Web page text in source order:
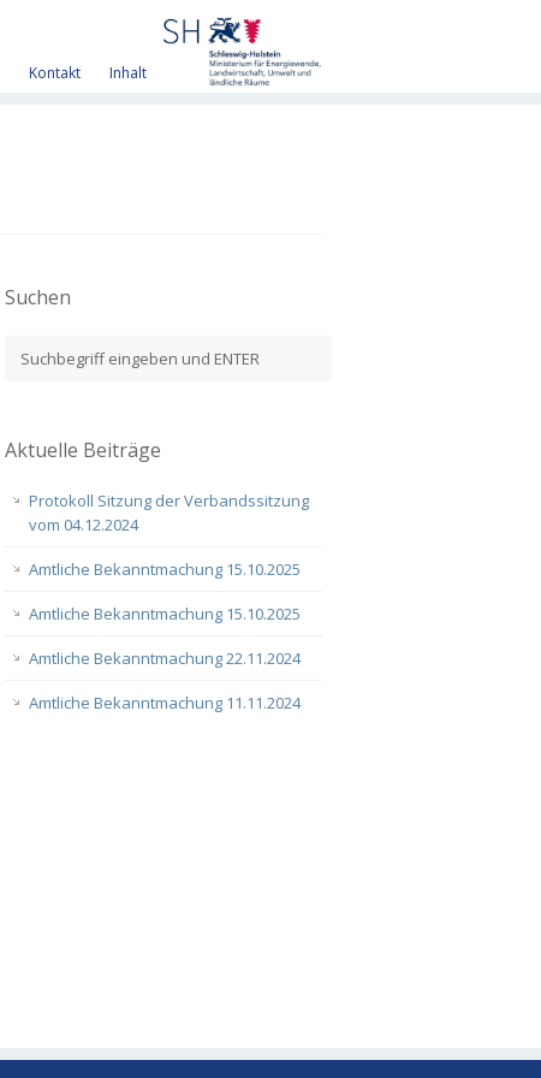
Kontakt Inhalt
Suchen
Aktuelle Beiträge
Protokoll Sitzung der Verbandssitzung
vom 04.12.2024
Amtliche Bekanntmachung 15.10.2025
Amtliche Bekanntmachung 15.10.2025
Amtliche Bekanntmachung 22.11.2024
Amtliche Bekanntmachung 11.11.2024